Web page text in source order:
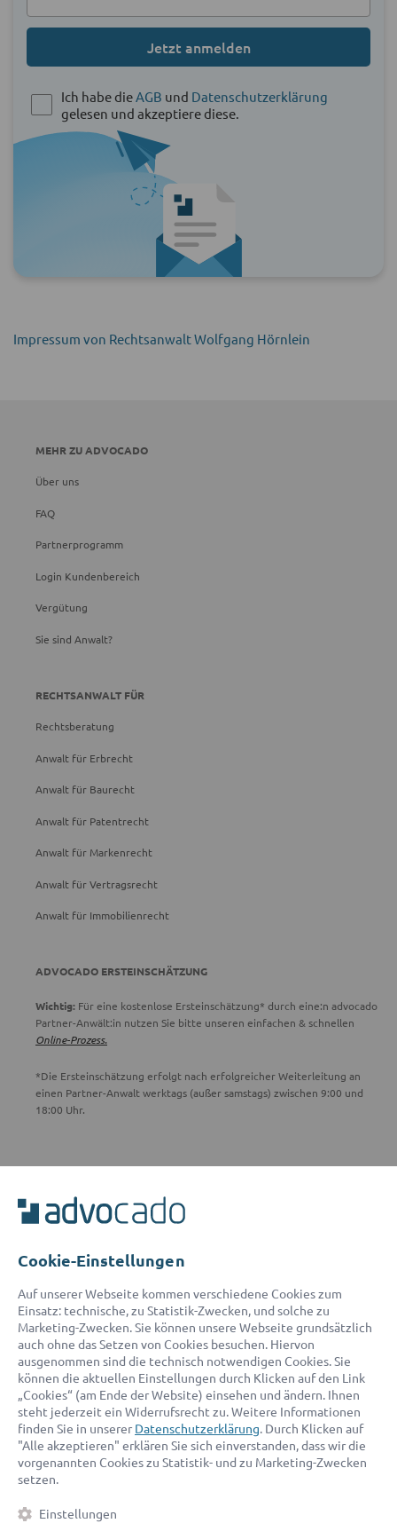
Jetzt anmelden
Ich habe die AGB und Datenschutzerklärung
gelesen und akzeptiere diese.
Impressum von Rechtsanwalt Wolfgang Hörnlein
MEHR ZU ADVOCADO
Über uns
FAQ
Partnerprogramm
Login Kundenbereich
Vergütung
Sie sind Anwalt?
RECHTSANWALT FÜR
Rechtsberatung
Anwalt für Erbrecht
Anwalt für Baurecht
Anwalt für Patentrecht
Anwalt für Markenrecht
Anwalt für Vertragsrecht
Anwalt für Immobilienrecht
ADVOCADO ERSTEINSCHÄTZUNG
Wichtig: Für eine kostenlose Ersteinschätzung* durch eine:n advocado
Partner-Anwält:in nutzen Sie bitte unseren einfachen & schnellen
Online-Prozess.
*Die Ersteinschätzung erfolgt nach erfolgreicher Weiterleitung an
einen Partner-Anwalt werktags (außer samstags) zwischen 9:00 und
18:00 Uhr.
Unser Serviceteam ist von 8:00 bis 17:00 Uhr für Sie erreichbar.
E-Mail:
service@advocado.com
© 2026 advocado - einfach online den passenden Rechtsanwalt finden
Auszeichnungen:
Cookie-Einstellungen
Auf unserer Webseite kommen verschiedene Cookies zum
Einsatz: technische, zu Statistik-Zwecken, und solche zu
Marketing-Zwecken. Sie können unsere Webseite grundsätzlich
auch ohne das Setzen von Cookies besuchen. Hiervon
ausgenommen sind die technisch notwendigen Cookies. Sie
können die aktuellen Einstellungen durch Klicken auf den Link
„Cookies“ (am Ende der Website) einsehen und ändern. Ihnen
steht jederzeit ein Widerrufsrecht zu. Weitere Informationen
finden Sie in unserer Datenschutzerklärung. Durch Klicken auf
"Alle akzeptieren" erklären Sie sich einverstanden, dass wir die
vorgenannten Cookies zu Statistik- und zu Marketing-Zwecken
setzen.
Einstellungen